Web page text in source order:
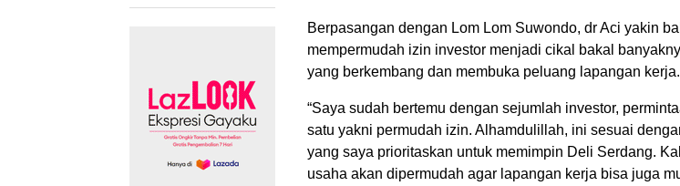
Berpasangan dengan Lom Lom Suwondo, dr Aci yakin
mempermudah izin investor menjadi cikal bakal
yang berkembang dan membuka peluang lapangan kerja.
“Saya sudah bertemu dengan sejumlah investor,
satu yakni permudah izin. Alhamdulillah, ini sesuai
yang saya prioritaskan untuk memimpin Deli Serdang.
usaha akan dipermudah agar lapangan kerja bisa juga